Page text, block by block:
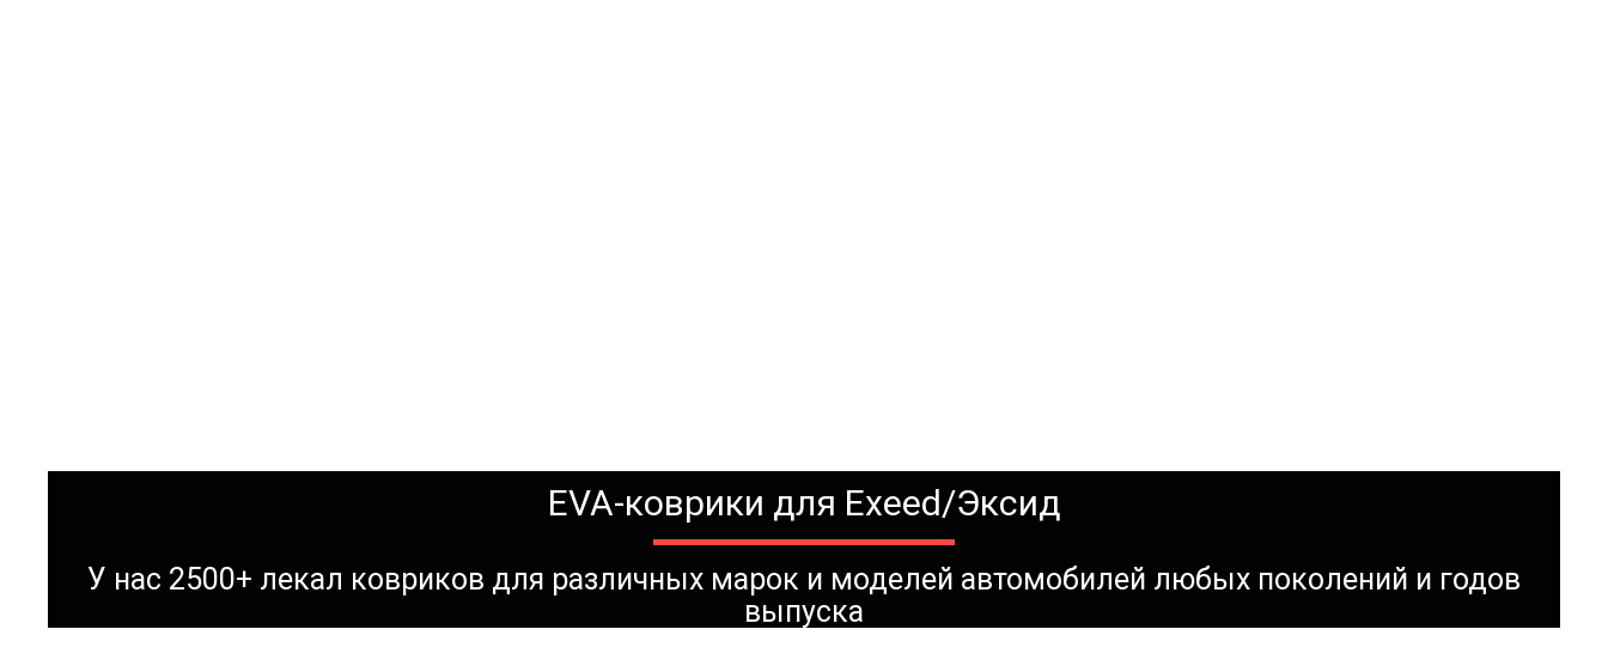
EVA-коврики для Exeed/Эксид
У нас 2500+ лекал ковриков для различных марок и моделей автомобилей любых поколений и годов
выпуска